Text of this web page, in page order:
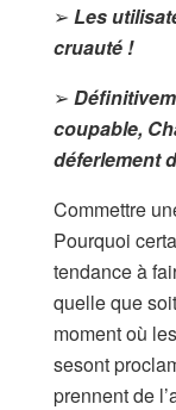
➢ Les
cruauté !
➢
coupable,
déferlement
Commettre
Pourquoi
tendance à
quelle que
moment où
sesont
prennent de